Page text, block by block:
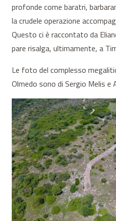
profonde come baratri,
la crudele operazione
Questo ci è raccontato da
pare risalga, ultimamente, a
Le foto del complesso
Olmedo sono di Sergio Melis e